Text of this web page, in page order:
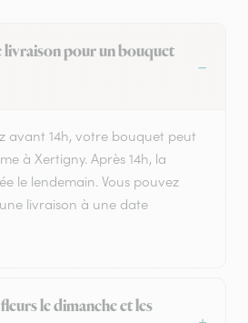
livraison pour un bouquet
avant 14h, votre bouquet peut
à Xertigny. Après 14h, la
le lendemain. Vous pouvez
livraison à une date
le dimanche et les